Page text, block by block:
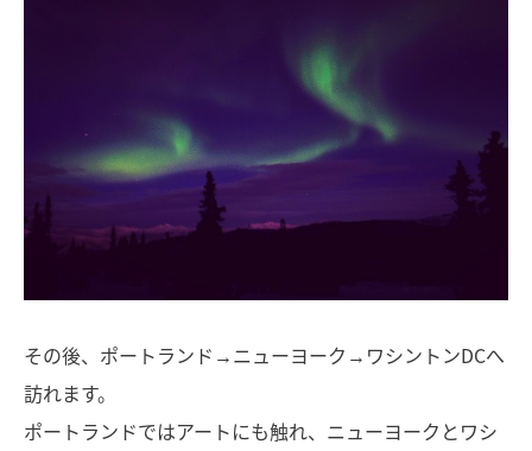
その後、ポートランド→ニューヨーク→ワシントンDCへ
訪れます。
ポートランドではアートにも触れ、ニューヨークとワシ